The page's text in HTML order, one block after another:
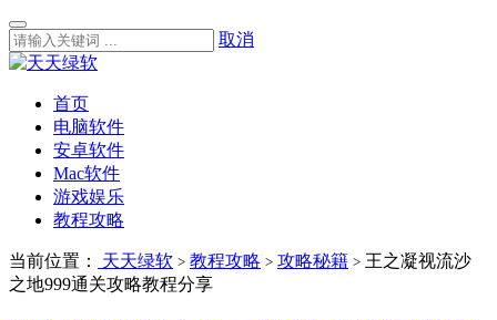
取消
首页
电脑软件
安卓软件
Mac软件
游戏娱乐
教程攻略
当前位置： 天天绿软 > 教程攻略 > 攻略秘籍 > 王之凝视流沙
之地999通关攻略教程分享